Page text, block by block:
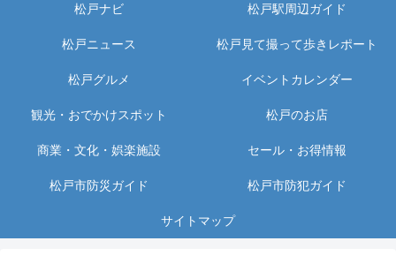
松戸ナビ 松戸駅周辺ガイド
松戸ニュース 松戸見て撮って歩きレポート
松戸グルメ イベントカレンダー
観光・おでかけスポット 松戸のお店
商業・文化・娯楽施設 セール・お得情報
松戸市防災ガイド 松戸市防犯ガイド
サイトマップ